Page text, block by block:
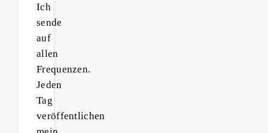
Ich
sende
auf
allen
Frequenzen.
Jeden
Tag
veröffentlichen